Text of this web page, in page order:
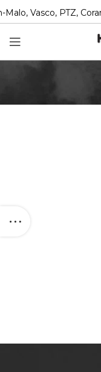
Vasco, PTZ,